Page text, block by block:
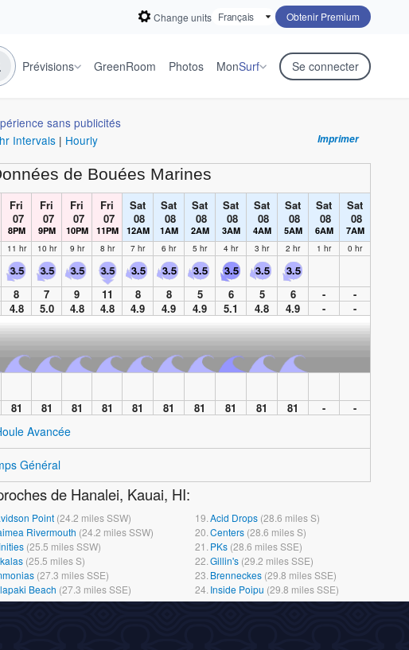
Change units Obtenir Premium
Prévisions GreenRoom Photos MonSurf Se connecter
sans publicités
Intervals| Hourly Imprimer
de Bouées Marines
Fri
07
8PM
Fri
07
9PM
Fri
07
10PM
Fri
07
11PM
Sat
08
12AM
Sat
08
1AM
Sat
08
2AM
Sat
08
3AM
Sat
08
4AM
Sat
08
5AM
Sat
08
6AM
Sat
08
7AM
11 hr 10 hr 9 hr 8 hr 7 hr 6 hr 5 hr 4 hr 3 hr 2 hr 1 hr 0 hr
8 7 9 11 8 8 5 6 5 6 -
-
4.8 5.0 4.8 4.8 4.9 4.9 4.9 5.1 4.8 4.9 -
-
81 81 81 81 81 81 81 81 81 81 - -
Avancée
Général
de Hanalei, Kauai, HI:
Point (24.2 milesSSW) 19. Acid Drops (28.6 milesS)
Rivermouth (24.2 milesSSW) 20. Centers (28.6 milesS)
(25.5 milesSSW) 21. PKs (28.6 milesSSE)
(25.5 milesS) 22. Gillin's (29.2 milesSSE)
(27.3 milesSSE) 23. Brenneckes (29.8 milesSSE)
Beach (27.3 milesSSE) 24. Inside Poipu (29.8 milesSSE)